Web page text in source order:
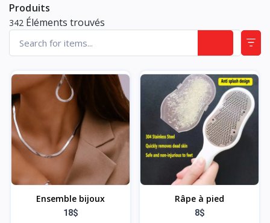
Produits
342 Éléments trouvés
Ensemble bijoux
18$
Râpe à pied
8$